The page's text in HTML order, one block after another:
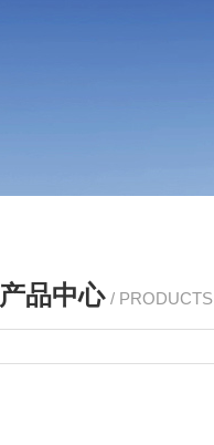
产品中心 / PRODUCTS